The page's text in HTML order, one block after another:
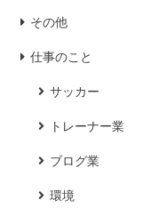
その他
仕事のこと
サッカー
トレーナー業
ブログ業
環境